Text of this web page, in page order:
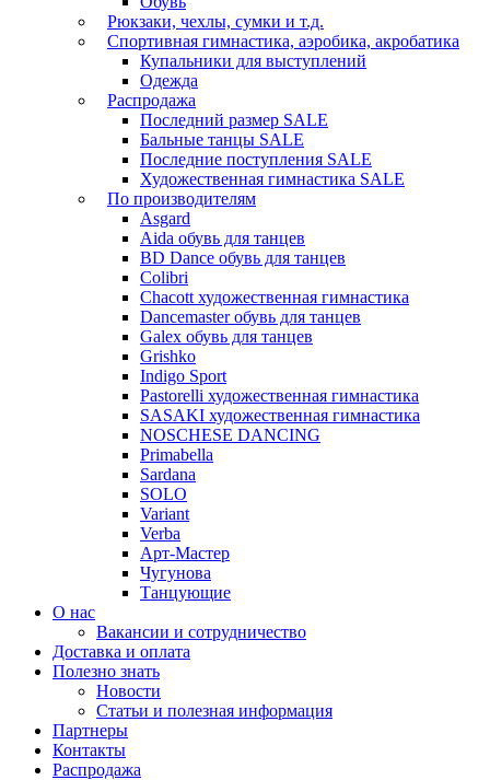
Рюкзаки, чехлы, сумки и т.д.
Спортивная гимнастика, аэробика, акробатика
Купальники для выступлений
Одежда
Распродажа
Последний размер SALE
Бальные танцы SALE
Последние поступления SALE
Художественная гимнастика SALE
По производителям
Asgard
Аida обувь для танцев
BD Dance обувь для танцев
Colibri
Chacott художественная гимнастика
Dancemaster обувь для танцев
Galex обувь для танцев
Grishko
Indigo Sport
Pastorelli художественная гимнастика
SASAKI художественная гимнастика
NOSCHESE DANCING
Primabella
Sardana
SOLO
Variant
Verba
Арт-Мастер
Чугунова
Танцующие
О нас
Вакансии и сотрудничество
Доставка и оплата
Полезно знать
Новости
Статьи и полезная информация
Партнеры
Контакты
Распродажа